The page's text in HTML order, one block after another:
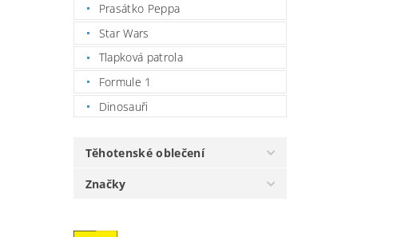
Prasátko Peppa
Star Wars
Tlapková patrola
Formule 1
Dinosauři
Těhotenské oblečení
Značky